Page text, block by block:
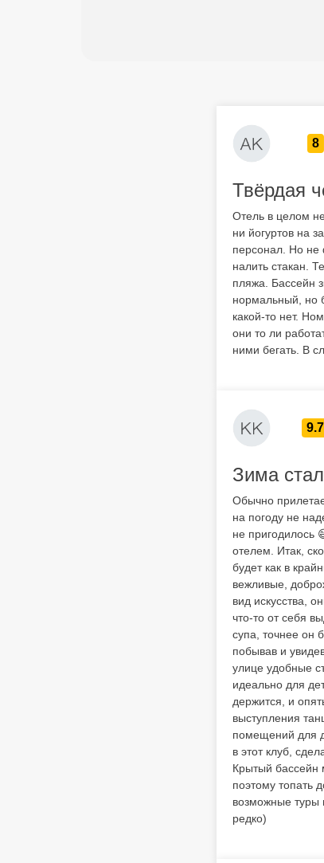
8
Твёрдая
Отель в целом
ни йогуртов на
персонал. Но не
налить стакан.
пляжа. Бассейн
нормальный, но
какой-то нет.
они то ли
ними бегать. В
9.7
Зима
Обычно
на погоду не
не пригодилось
отелем. Итак,
будет как в
вежливые,
вид искусства,
что-то от себя
супа, точнее он
побывав и
улице удобные
идеально для
держится, и
выступления
помещений для
в этот клуб,
Крытый бассейн
поэтому топать
возможные туры
редко)